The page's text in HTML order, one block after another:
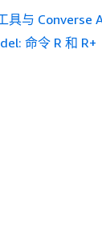
具与 Converse
命令 R 和 R+